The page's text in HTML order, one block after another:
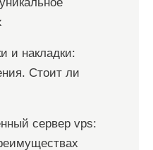
и накладки:
Стоит ли
сервер vps: